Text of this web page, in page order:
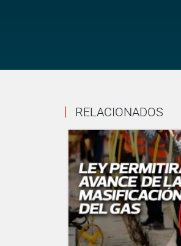
RELACIONADOS